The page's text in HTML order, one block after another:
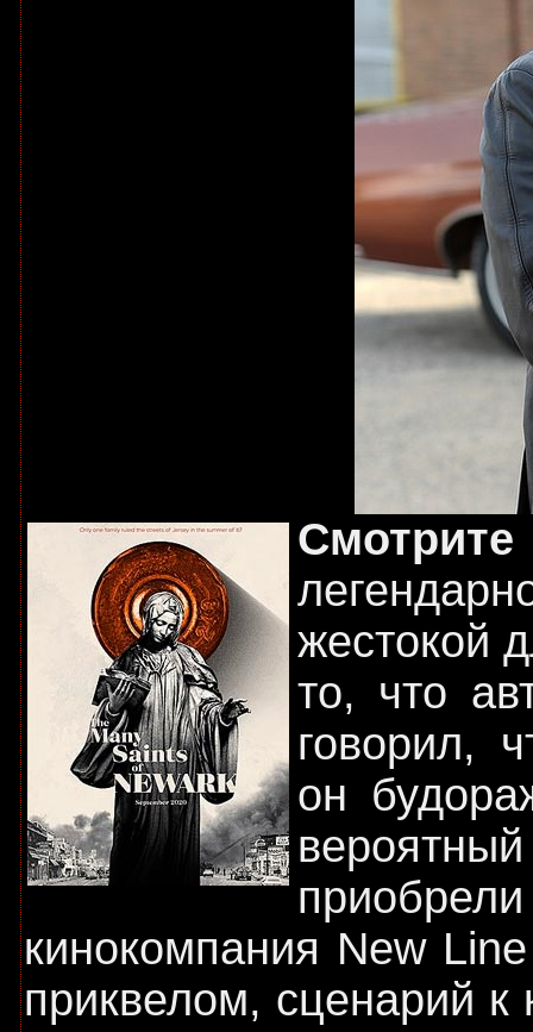
жестокой
то, что
говорил,
он
кинокомпания New
приквелом, сценарий